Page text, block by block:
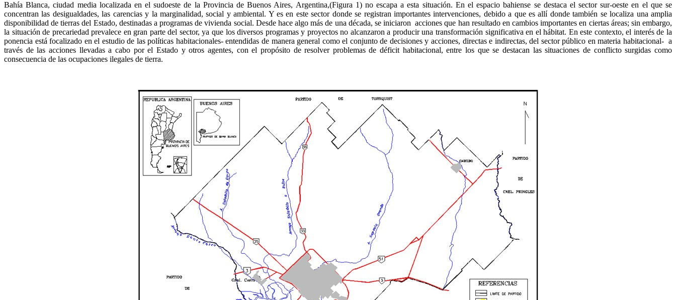
Bahía Blanca, ciudad media localizada en el sudoeste de la Provincia de Buenos Aires, Argentina,(Figura 1) no escapa a esta situación. En el espacio bahiense se destaca el sector sur-oeste en el que se
concentran las desigualdades, las carencias y la marginalidad, social y ambiental. Y es en este sector donde se registran importantes intervenciones, debido a que es allí donde también se localiza una amplia
disponibilidad de tierras del Estado, destinadas a programas de vivienda social. Desde hace algo más de una década, se iniciaron acciones que han resultado en cambios importantes en ciertas áreas; sin embargo,
la situación de precariedad prevalece en gran parte del sector, ya que los diversos programas y proyectos no alcanzaron a producir una transformación significativa en el hábitat. En este contexto, el interés de la
ponencia está focalizado en el estudio de las políticas habitacionales- entendidas de manera general como el conjunto de decisiones y acciones, directas e indirectas, del sector público en materia habitacional- a
través de las acciones llevadas a cabo por el Estado y otros agentes, con el propósito de resolver problemas de déficit habitacional, entre los que se destacan las situaciones de conflicto surgidas como
consecuencia de las ocupaciones ilegales de tierra.